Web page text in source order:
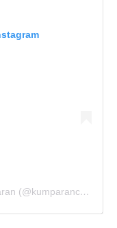
Sebuah kiriman dibagikan oleh kumparan (@kumparancom)